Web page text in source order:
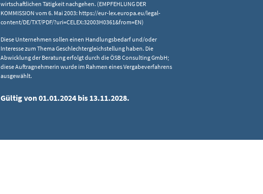
wirtschaftlichen Tätigkeit nachgehen. (EMPFEHLUNG DER
KOMMISSION vom 6. Mai 2003: https://eur-lex.europa.eu/legal-
content/DE/TXT/PDF/?uri=CELEX:32003H0361&from=EN)
Diese Unternehmen sollen einen Handlungsbedarf und/oder
Interesse zum Thema Geschlechtergleichstellung haben. Die
Abwicklung der Beratung erfolgt durch die ÖSB Consulting GmbH;
diese Auftragnehmerin wurde im Rahmen eines Vergabeverfahrens
ausgewählt.
Gültig von 01.01.2024 bis 13.11.2028.